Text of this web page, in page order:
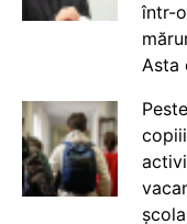
într-
Asta